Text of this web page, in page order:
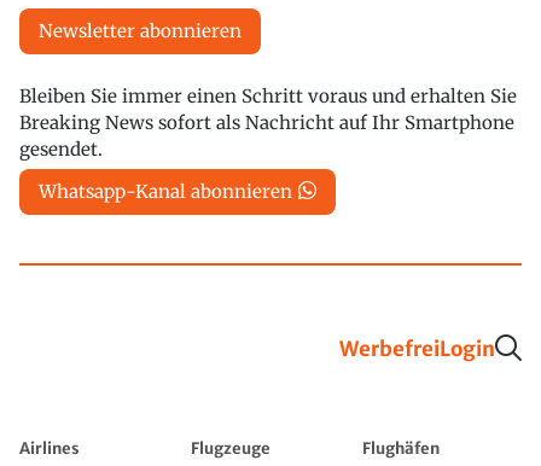
Newsletter abonnieren
Bleiben Sie immer einen Schritt voraus und erhalten Sie
Breaking News sofort als Nachricht auf Ihr Smartphone
gesendet.
Whatsapp-Kanal abonnieren
WerbefreiLogin
Airlines Flugzeuge
Flughäfen